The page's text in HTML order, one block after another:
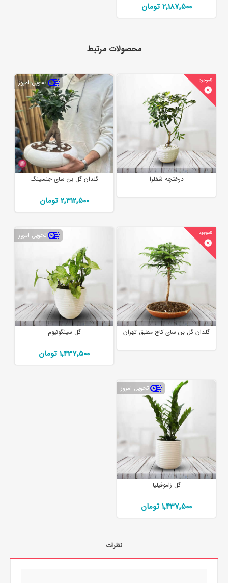
2٬187٬500 تومان
محصولات مرتبط
درختچه شفلرا
تحویل امروز
گلدان گل بن سای جنسینگ
2٬312٬500 تومان
گلدان گل بن سای کاج مطبق تهران
تحویل امروز
گل سینگونیوم
1٬437٬500 تومان
تحویل امروز
گل زاموفیلیا
1٬437٬500 تومان
نظرات